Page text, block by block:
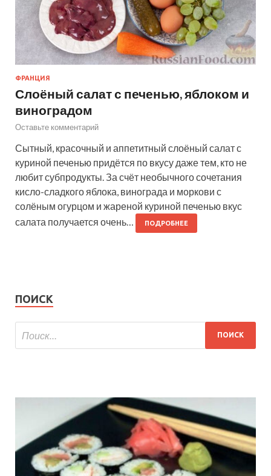
ФРАНЦИЯ
Слоёный салат с печенью, яблоком и
виноградом
Оставьте комментарий
Сытный, красочный и аппетитный слоёный салат с
куриной печенью придётся по вкусу даже тем, кто не
любит субпродукты. За счёт необычного сочетания
кисло-сладкого яблока, винограда и моркови с
солёным огурцом и жареной куриной печенью вкус
салата получается очень…
ПОДРОБНЕЕ
ПОИСК